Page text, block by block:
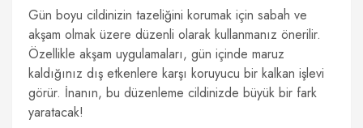
Gün boyu cildinizin tazeliğini korumak için sabah ve
akşam olmak üzere düzenli olarak kullanmanız önerilir.
Özellikle akşam uygulamaları, gün içinde maruz
kaldığınız dış etkenlere karşı koruyucu bir kalkan işlevi
görür. İnanın, bu düzenleme cildinizde büyük bir fark
yaratacak!